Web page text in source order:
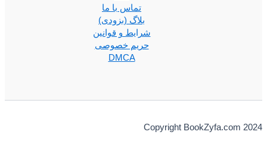
تماس با ما
بلاگ (بزودی)
شرایط و قوانین
حریم خصوصی
DMCA
Copyright BookZyfa.com